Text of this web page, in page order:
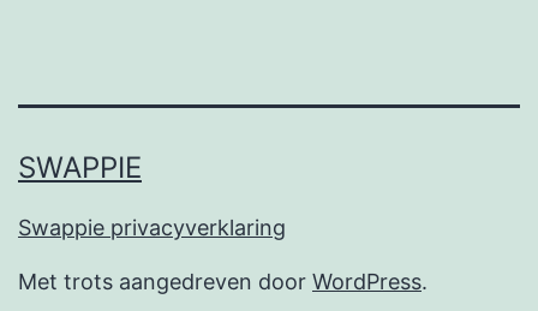
SWAPPIE
Swappie privacyverklaring
Met trots aangedreven door WordPress.